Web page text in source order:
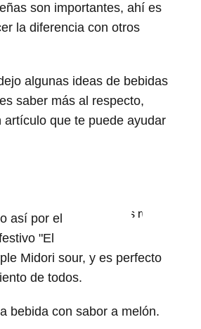
son importantes, ahí es
la diferencia con otros
algunas ideas de bebidas
saber más al respecto,
artículo que te puede ayudar
así por el
"El
Midori sour, y es perfecto
de todos.
bebida con sabor a melón.